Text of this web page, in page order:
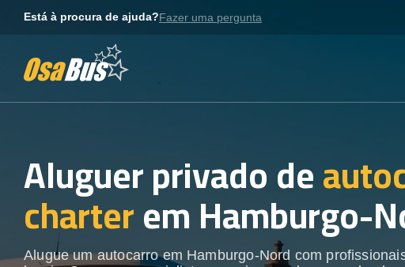
Está à procura de ajuda?Fazer uma pergunta
Aluguer privado de
charterem Hamburgo-
Alugue um autocarro em Hamburgo-Nord com